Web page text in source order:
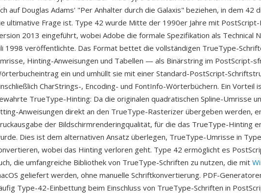
auf Douglas Adams' "Per Anhalter durch die Galaxis" beziehen, in dem 42
ultimative Frage ist. Type 42 wurde Mitte der 1990er Jahre mit
2013 eingeführt, wobei Adobe die formale Spezifikation als Technical
1998 veröffentlichte. Das Format bettet die vollständigen TrueType-
Hinting-Anweisungen und Tabellen — als Binärstring im PostScript-
ein und umhüllt sie mit einer Standard-PostScript-
CharStrings-, Encoding- und FontInfo-Wörterbüchern. Ein Vorteil
TrueType-Hinting: Da die originalen quadratischen Spline-Umrisse
Anweisungen direkt an den TrueType-Rasterizer übergeben werden,
der Bildschirmrenderingqualität, für die das TrueType-Hinting
Dies ist dem alternativen Ansatz überlegen, TrueType-Umrisse in
wobei das Hinting verloren geht. Type 42 ermöglicht es
die umfangreiche Bibliothek von TrueType-Schriften zu nutzen, die mit
geliefert werden, ohne manuelle Schriftkonvertierung. PDF-
Type-42-Einbettung beim Einschluss von TrueType-Schriften in